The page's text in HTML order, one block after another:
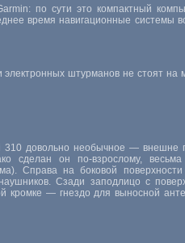
по сути это компактный
время навигационные системы
штурманов не стоят на
310 довольно необычное — внешне
сделан он по-взрослому, весьма
Справа на боковой
Сзади заподлицо с
кромке — гнездо для выносной